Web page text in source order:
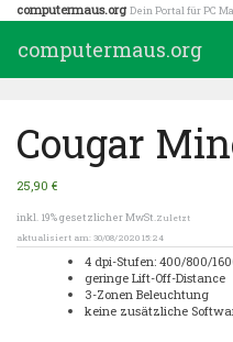
Skip
main
content
computermaus.org Dein Portal für PC
computermaus.org
Cougar
25,90 €
inkl. 19% gesetzlicher MwSt.Zuletzt
aktualisiert am: 30/08/2020 15:24
4 dpi-Stufen: 400/800/
geringe Lift-Off-Distance
3-Zonen Beleuchtung
keine zusätzliche